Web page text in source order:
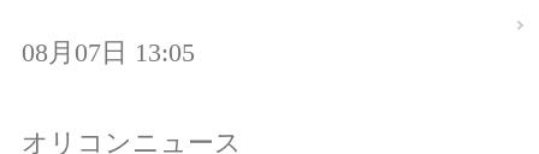
08月07日 13:05
オリコンニュース